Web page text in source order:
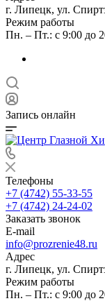
г. Липецк, ул.
Режим работы
Пн. – Пт.: с 9:00 до
Запись онлайн
Телефоны
+7 (4742) 55-33-55
+7 (4742) 24-24-02
Заказать звонок
E-mail
info@prozrenie48.ru
Адрес
г. Липецк, ул.
Режим работы
Пн. – Пт.: с 9:00 до